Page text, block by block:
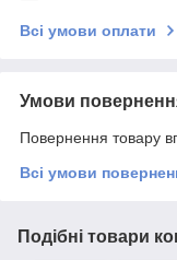
Всі умови оплати
Умови
Повернення товару
Всі умови
Подібні товари